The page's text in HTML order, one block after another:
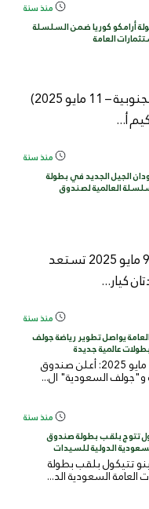
منذ سنة
أرامكو كوريا ضمن السلسلة
العامة
(سيئول، كوريا الجنوبية – 11 مايو 2025)
أ...
منذ سنة
الجيل الجديد في بطولة
العالمية لصندوق
سيئول، كوريا – 9 مايو 2025 تستعد
كيار...
منذ سنة
يواصل تطوير رياضة جولف
عالمية جديدة
الرياض، سيئول، 8 مايو 2025: أعلن صندوق
و"جولف السعودية" ال...
منذ سنة
تتوج بلقب بطولة صندوق
الدولية للسيدات
تتيكول بلقب بطولة
العامة السعودية الد...